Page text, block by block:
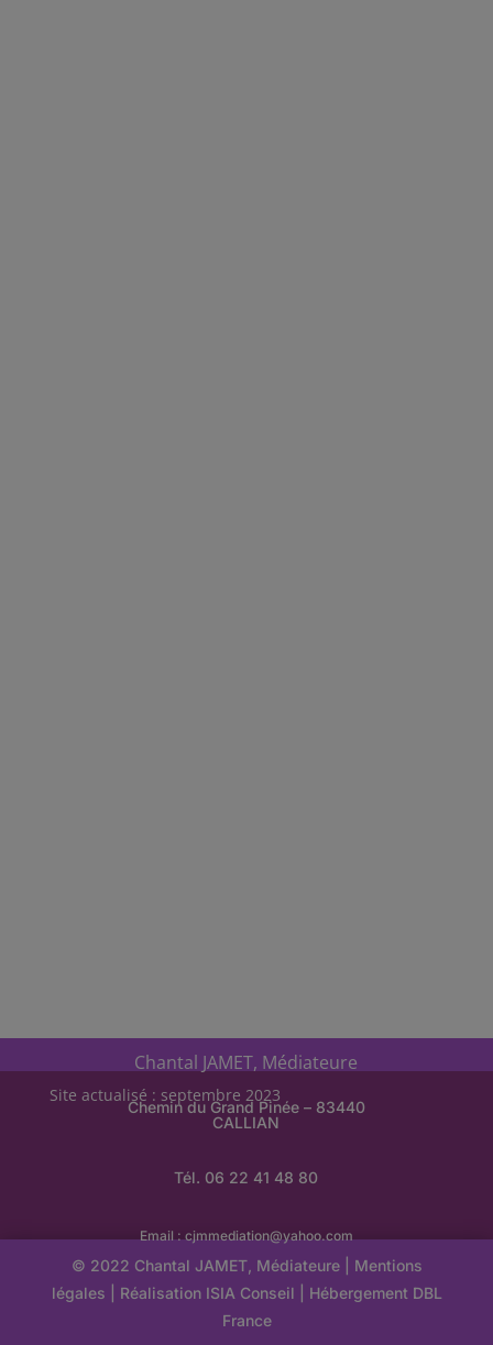
Chantal JAMET, Médiateure
Site actualisé : septembre 2023
Chemin du Grand Pinée – 83440
CALLIAN
Tél. 06 22 41 48 80
Email :cjmmediation@yahoo.com
© 2022 Chantal JAMET, Médiateure | Mentions
légales | Réalisation ISIA Conseil Hébergement DBL
France